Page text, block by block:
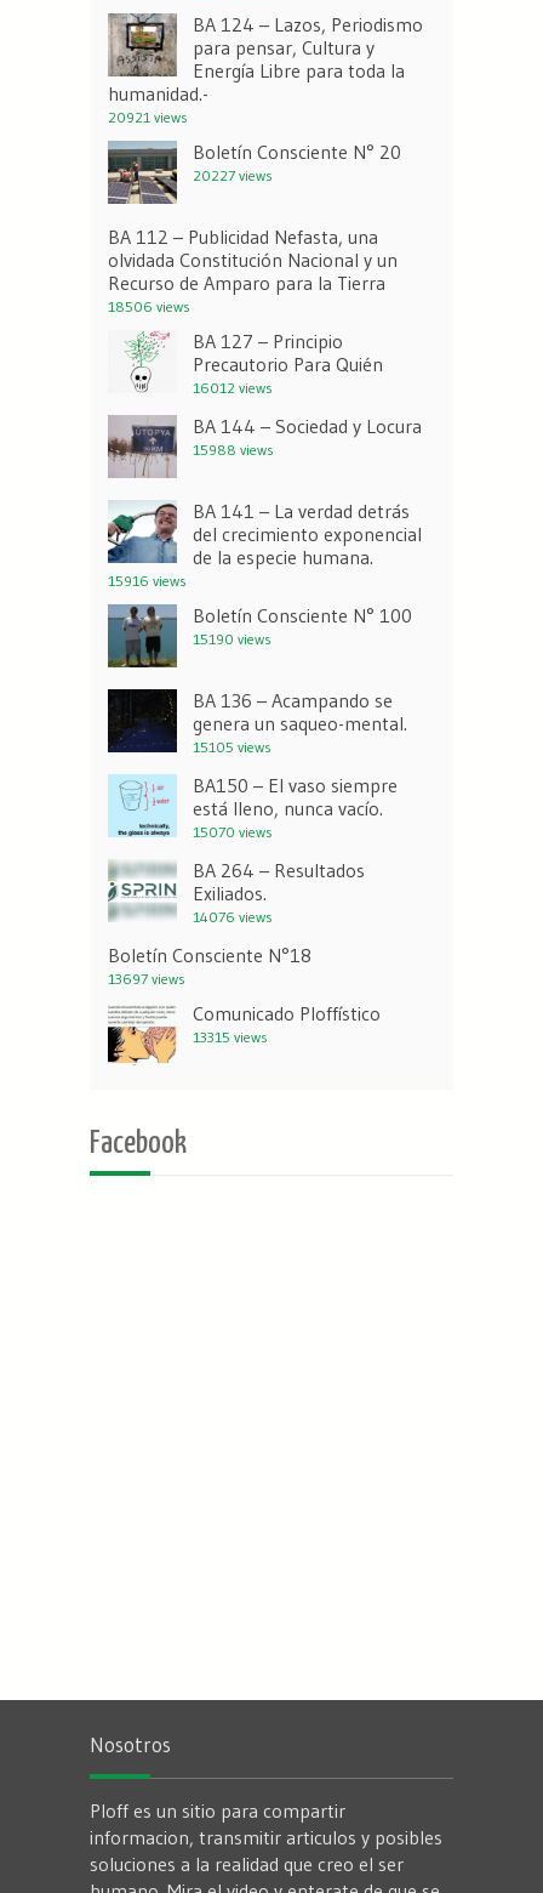
BA 124 – Lazos, Periodismo
para pensar, Cultura y
Energía Libre para toda la
humanidad.-
20921 views
Boletín Consciente N° 20
20227 views
BA 112 – Publicidad Nefasta, una
olvidada Constitución Nacional y un
Recurso de Amparo para la Tierra
18506 views
BA 127 – Principio
Precautorio Para Quién
16012 views
BA 144 – Sociedad y Locura
15988 views
BA 141 – La verdad detrás
del crecimiento exponencial
de la especie humana.
15916 views
Boletín Consciente N° 100
15190 views
BA 136 – Acampando se
genera un saqueo-mental.
15105 views
BA150 – El vaso siempre
está lleno, nunca vacío.
15070 views
BA 264 – Resultados
Exiliados.
14076 views
Boletín Consciente N°18
13697 views
Comunicado Ploffístico
13315 views
Facebook
Nosotros
Ploff es un sitio para compartir
informacion, transmitir articulos y posibles
soluciones a la realidad que creo el ser